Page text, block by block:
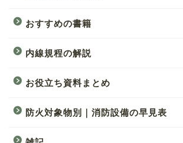
おすすめの書籍
内線規程の解説
お役立ち資料まとめ
防火対象物別｜消防設備の早見表